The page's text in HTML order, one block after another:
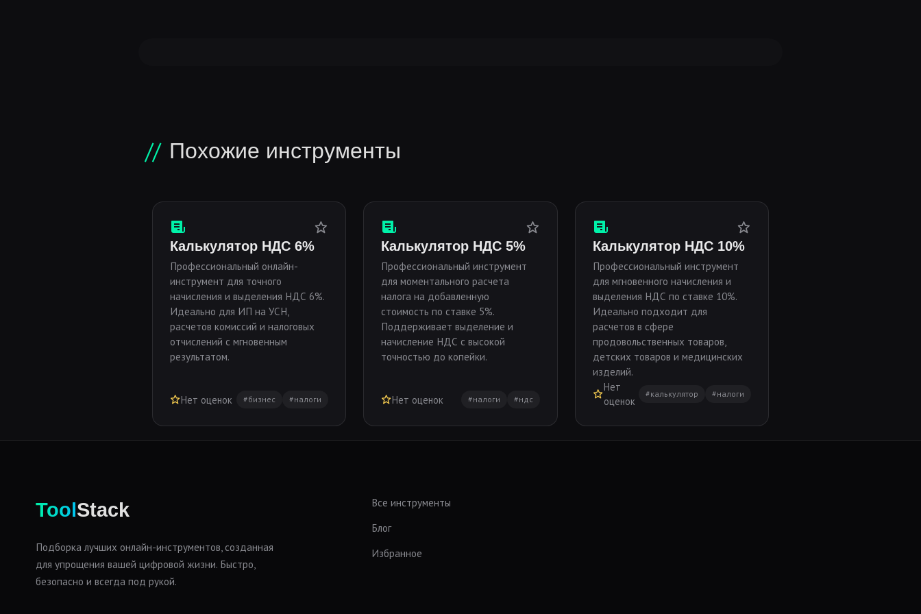
Похожие инструменты
Калькулятор НДС 6%
Профессиональный онлайн-
инструмент для точного
начисления и выделения НДС 6%.
Идеально для ИП на УСН,
расчетов комиссий и налоговых
отчислений с мгновенным
результатом.
Нет оценок #бизнес #налоги
Калькулятор НДС 5%
Профессиональный инструмент
для моментального расчета
налога на добавленную
стоимость по ставке 5%.
Поддерживает выделение и
начисление НДС с высокой
точностью до копейки.
Нет оценок #налоги #ндс
Калькулятор НДС 10%
Профессиональный инструмент
для мгновенного начисления и
выделения НДС по ставке 10%.
Идеально подходит для
расчетов в сфере
продовольственных товаров,
детских товаров и медицинских
изделий.
Нет
оценок
#калькулятор #налоги
ToolStack
Подборка лучших онлайн-инструментов, созданная
для упрощения вашей цифровой жизни. Быстро,
безопасно и всегда под рукой.
Все инструменты
Блог
Избранное